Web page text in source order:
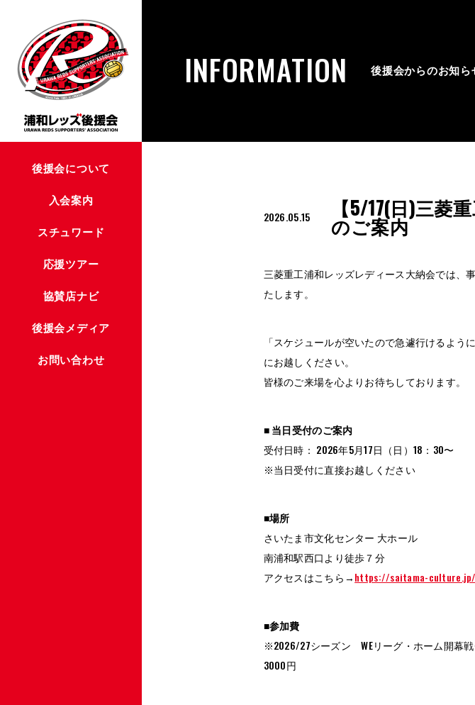
後援会について
入会案内
スチュワード
応援ツアー
協賛店ナビ
後援会メディア
お問い合わせ
INFORMATION 後援会からのお知ら
2026.05.15 【5/17(日)三菱
のご案内
三菱重工浦和レッズレディース大納会では、
たします。
「スケジュールが空いたので急遽行けるよ
にお越しください。
皆様のご来場を心よりお待ちしております。
■ 当日受付のご案内
受付日時： 2026年5月17日（日）18：30〜
※当日受付に直接お越しください
■場所
さいたま市文化センター 大ホール
南浦和駅西口より徒歩７分
アクセスはこちら→https://saitama-
■参加費
※2026/27シーズン WEリーグ・ホーム開幕
3000円